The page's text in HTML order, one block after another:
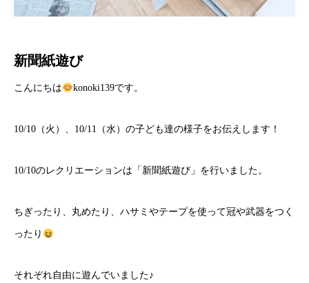
新聞紙遊び
こんにちは konoki139です。
10/10（火）、10/11（水）の子ども達の様子をお伝えします！
10/10のレクリエーションは「新聞紙遊び」を行いました。
ちぎったり、丸めたり、ハサミやテープを使って冠や武器をつく
ったり
それぞれ自由に遊んでいました♪